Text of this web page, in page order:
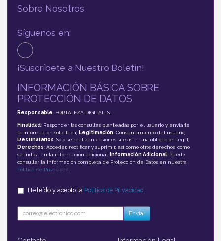
Sobre Nosotros
Síguenos en:
¡Suscríbete a Nuestro Boletín!
INFORMACIÓN BÁSICA SOBRE
PROTECCIÓN DE DATOS
Responsable: FORTALEZA DIGITAL, S.L.
Finalidad: Responder las consultas planteadas por el usuario y enviarle
la información solicitada; Legitimación: Consentimiento del usuario;
Destinatarios: Solo se realizan cesiones si existe una obligación legal;
Derechos: Acceder, rectificar y suprimir, así como otros derechos, como
se indica en la información adicional;
Información Adicional: Puede
consultar la información completa de Protección de Datos en nuestra
Política de Privacidad
He leído y acepto la Política de Privacidad
Enviar